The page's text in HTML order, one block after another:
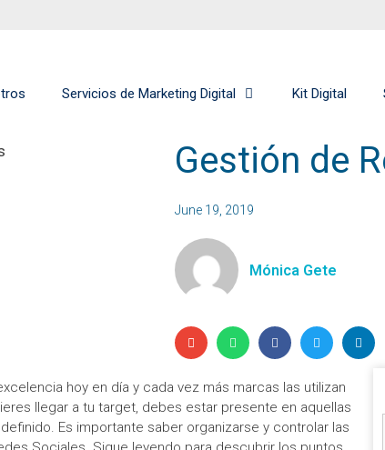
Servicios de Marketing Digital Kit Digital
Gestión de
June 19, 2019
Mónica Gete
hoy en día y cada vez más marcas las utilizan
llegar a tu target, debes estar presente en aquellas
Es importante saber organizarse y controlar las